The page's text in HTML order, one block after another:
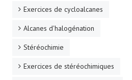
Exercices de cycloalcanes
Alcanes d'halogénation
Stéréochimie
Exercices de stéréochimiques